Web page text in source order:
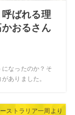
ばれる理
おるさん
なったのか？そ
ありました。
ストラリア一周より